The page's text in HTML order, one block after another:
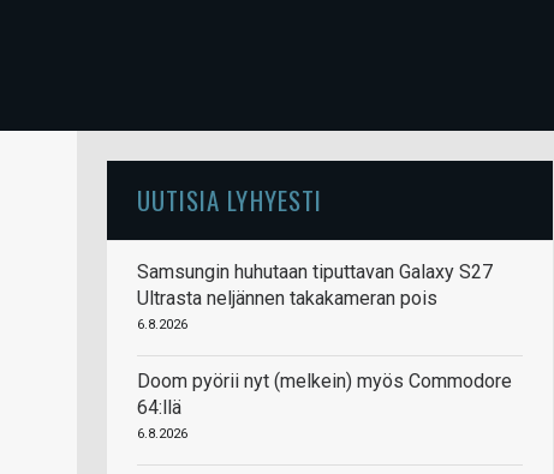
UUTISIA LYHYESTI
Samsungin huhutaan tiputtavan Galaxy S27
Ultrasta neljännen takakameran pois
6.8.2026
Doom pyörii nyt (melkein) myös Commodore
64:llä
6.8.2026